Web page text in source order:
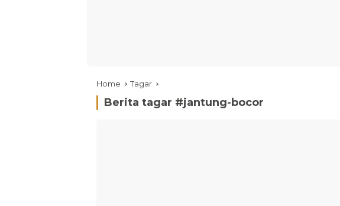
Home Tagar
Berita tagar #jantung-bocor